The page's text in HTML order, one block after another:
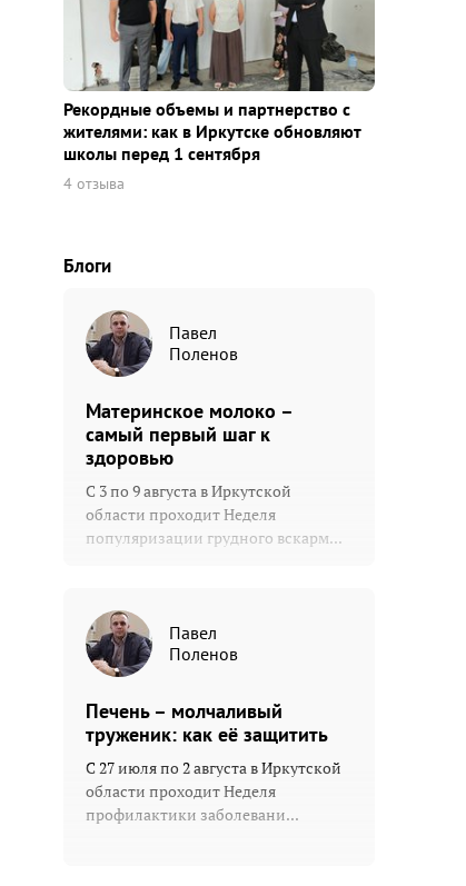
Рекордные объемы и партнерство с
жителями: как в Иркутске обновляют
школы перед 1 сентября
4 отзыва
Блоги
Павел
Поленов
Материнское молоко –
самый первый шаг к
здоровью
С 3 по 9 августа в Иркутской
области проходит Неделя
популяризации грудного вскарм...
Павел
Поленов
Печень – молчаливый
труженик: как её защитить
С 27 июля по 2 августа в Иркутской
области проходит Неделя
профилактики заболевани...